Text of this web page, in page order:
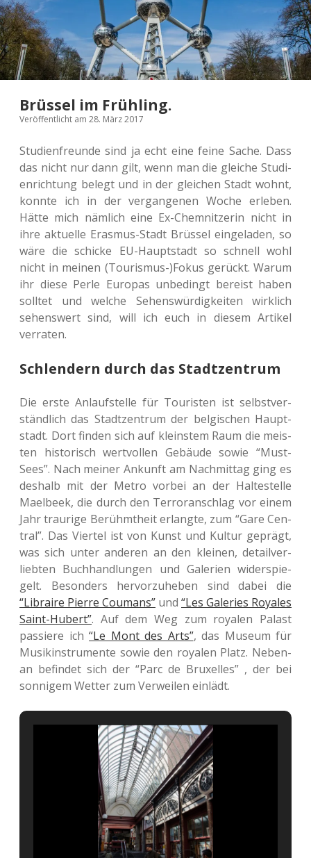
Brüssel im Frühling.
Veröffentlicht am 28. März 2017
Stu­di­en­freun­de sind ja echt eine feine Sache. Dass
das nicht nur dann gilt, wenn man die glei­che Stu­di­
en­rich­tung belegt und in der glei­chen Stadt wohnt,
konnte ich in der ver­gan­ge­nen Woche erle­ben.
Hätte mich näm­lich eine Ex-Chem­nit­ze­rin nicht in
ihre aktu­el­le Eras­mus-Stadt Brüs­sel ein­ge­la­den, so
wäre die schi­cke EU-Haupt­stadt so schnell wohl
nicht in meinen (Tourismus-)Fokus gerückt. Warum
ihr diese Perle Euro­pas unbe­dingt bereist haben
soll­tet und welche Sehens­wür­dig­kei­ten wirk­lich
sehens­wert sind, will ich euch in diesem Arti­kel
verraten.
Schlendern durch das Stadtzentrum
Die erste Anlauf­stel­le für Tou­ris­ten ist selbst­ver­
ständ­lich das Stadt­zen­trum der bel­gi­schen Haupt­
stadt. Dort finden sich auf kleins­tem Raum die meis­
ten his­to­risch wert­vol­len Gebäu­de sowie “Must-
Sees”. Nach meiner Ankunft am Nach­mit­tag ging es
des­halb mit der Metro vorbei an der Hal­te­stel­le
Mael­beek, die durch den Ter­ror­an­schlag vor einem
Jahr trau­ri­ge Berühmt­heit erlang­te, zum “Gare Cen­
tral”. Das Vier­tel ist von Kunst und Kultur geprägt,
was sich unter ande­ren an den klei­nen, detail­ver­
lieb­ten Buch­hand­lun­gen und Gale­rien wider­spie­
gelt. Beson­ders her­vor­zu­he­ben sind dabei die
“Librai­re Pierre Cou­mans” und “Les Gale­ries Roya­les
Saint-Hubert”. Auf dem Weg zum roya­len Palast
pas­sie­re ich “Le Mont des Arts”, das Museum für
Musik­in­stru­men­te sowie den roya­len Platz. Neben­
an befin­det sich der “Parc de Bru­xel­les” , der bei
son­ni­gem Wetter zum Ver­wei­len einlädt.